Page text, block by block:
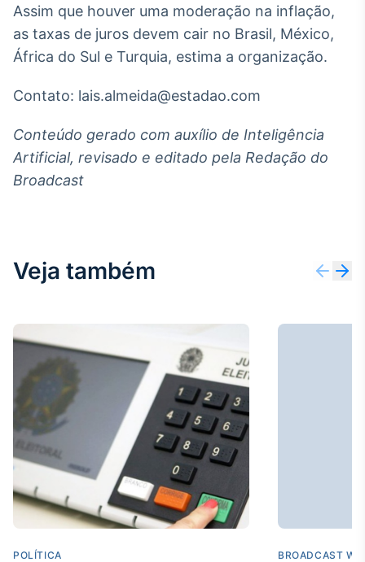
Em breve
Em breve
Tokenização
de ativos
Em breve
Crédito
Em breve
Assim que houver uma moderação na inflação,
as taxas de juros devem cair no Brasil, México,
África do Sul e Turquia, estima a organização.
Contato: lais.almeida@estadao.com
Conteúdo gerado com auxílio de Inteligência
Artificial, revisado e editado pela Redação do
Broadcast
Veja também
POLÍTICA BROADCAST